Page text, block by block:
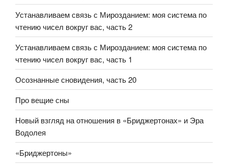
Устанавливаем связь с Мирозданием: моя система по
чтению чисел вокруг вас, часть 2
Устанавливаем связь с Мирозданием: моя система по
чтению чисел вокруг вас, часть 1
Осознанные сновидения, часть 20
Про вещие сны
Новый взгляд на отношения в «Бриджертонах» и Эра
Водолея
«Бриджертоны»